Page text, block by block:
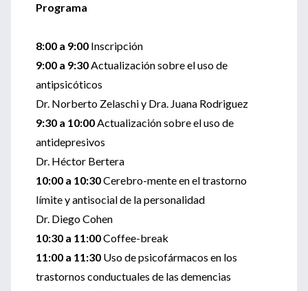
Programa
8:00 a 9:00 Inscripción
9:00 a 9:30Actualización sobre el uso de
antipsicóticos
Dr. Norberto Zelaschi y Dra. Juana Rodriguez
9:30 a 10:00Actualización sobre el uso de
antidepresivos
Dr. Héctor Bertera
10:00 a 10:30Cerebro-mente en el trastorno
límite y antisocial de la personalidad
Dr. Diego Cohen
10:30 a 11:00Coffee-break
11:00 a 11:30 Uso de psicofármacos en los
trastornos conductuales de las demencias